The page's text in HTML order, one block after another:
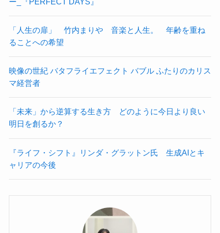
「人生の扉」 竹内まりや 音楽と人生。 年齢を重ね
ることへの希望
映像の世紀 バタフライエフェクト バブル ふたりのカリス
マ経営者
「未来」から逆算する生き方 どのように今日より良い
明日を創るか？
『ライフ・シフト』リンダ・グラットン氏 生成AIとキ
ャリアの今後